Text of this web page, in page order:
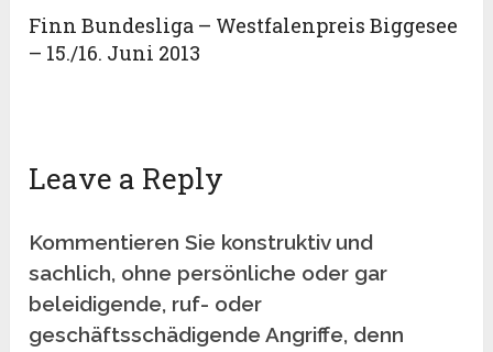
Finn Bundesliga – Westfalenpreis Biggesee
– 15./16. Juni 2013
Leave a Reply
Kommentieren Sie konstruktiv und
sachlich, ohne persönliche oder gar
beleidigende, ruf- oder
geschäftsschädigende Angriffe, denn